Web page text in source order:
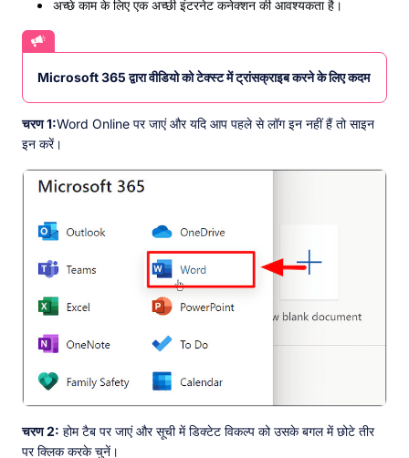
अच्छे काम के लिए एक अच्छी इंटरनेट कनेक्शन की आवश्यकता है।
Microsoft 365 द्वारा वीडियो को टेक्स्ट में ट्रांसक्राइब करने के लिए कदम
चरण 1:Word Online पर जाएं और यदि आप पहले से लॉग इन नहीं हैं तो साइन
इन करें।
चरण 2: होम टैब पर जाएं और सूची में डिक्टेट विकल्प को उसके बगल में छोटे तीर
पर क्लिक करके चुनें।